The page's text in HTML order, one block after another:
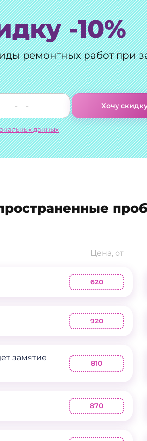
-10%
ремонтных работ при
Хочу
данных
Цена, от
620
920
замятие
810
870